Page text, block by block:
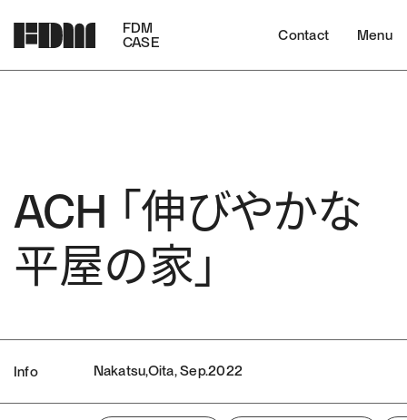
FDM
CASE
Contact Menu
ACH 「伸びやかな
平屋の家」
Info Nakatsu,Oita, Sep.2022